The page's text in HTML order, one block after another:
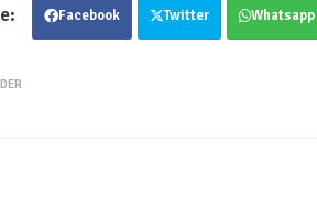
Facebook Twitter Whatsapp